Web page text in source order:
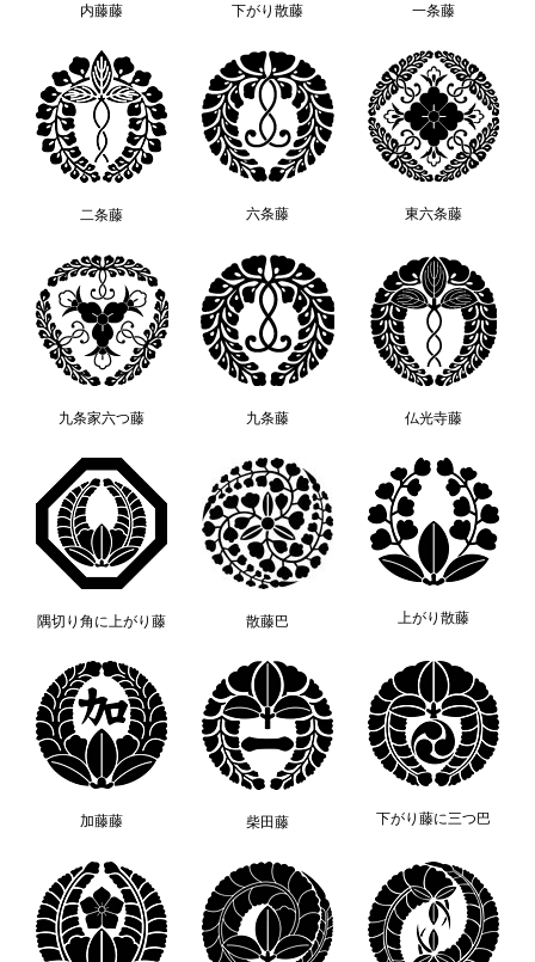
内藤藤 下がり散藤 一条藤
二条藤 六条藤 東六条藤
九条家六つ藤 九条藤 仏光寺藤
隅切り角に上がり藤 散藤巴 上がり散藤
加藤藤 柴田藤 下がり藤に三つ巴